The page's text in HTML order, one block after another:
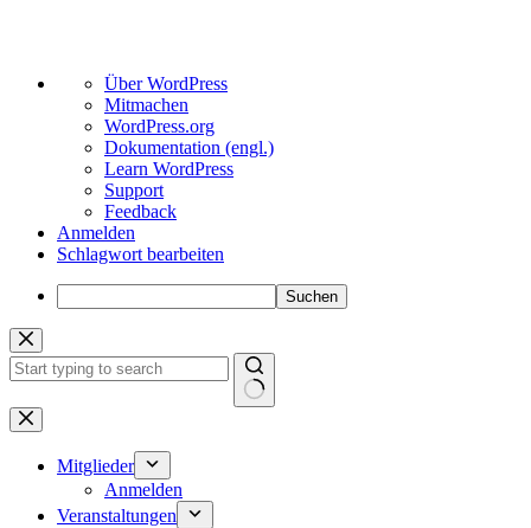
Über
WordPress
Über WordPress
Mitmachen
WordPress.org
Dokumentation (engl.)
Learn WordPress
Support
Feedback
Anmelden
Schlagwort bearbeiten
Suchen
Zum
Inhalt
springen
Keine
Ergebnisse
Mitglieder
Anmelden
Veranstaltungen